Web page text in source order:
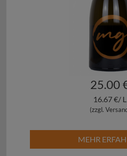
25.00
16.67 €/ L
(zzgl.
MEHR